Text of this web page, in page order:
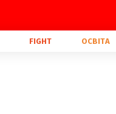
FIGHT ОСВІТА